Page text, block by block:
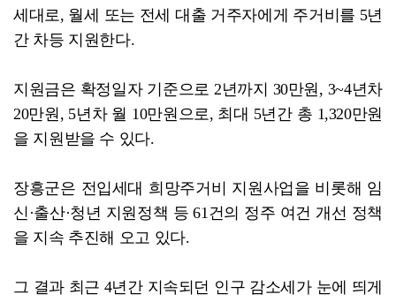
세대로, 월세 또는 전세 대출 거주자에게 주거비를 5년
간 차등 지원한다.
지원금은 확정일자 기준으로 2년까지 30만원, 3~4년차
20만원, 5년차 월 10만원으로, 최대 5년간 총 1,320만원
을 지원받을 수 있다.
장흥군은 전입세대 희망주거비 지원사업을 비롯해 임
신·출산·청년 지원정책 등 61건의 정주 여건 개선 정책
을 지속 추진해 오고 있다.
그 결과 최근 4년간 지속되던 인구 감소세가 눈에 띄게